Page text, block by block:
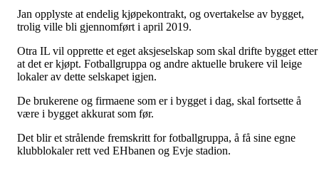
Jan opplyste at endelig kjøpekontrakt, og overtakelse av bygget,
trolig ville bli gjennomført i april 2019.
Otra IL vil opprette et eget aksjeselskap som skal drifte bygget etter
at det er kjøpt. Fotballgruppa og andre aktuelle brukere vil leige
lokaler av dette selskapet igjen.
De brukerene og firmaene som er i bygget i dag, skal fortsette å
være i bygget akkurat som før.
Det blir et strålende fremskritt for fotballgruppa, å få sine egne
klubblokaler rett ved EHbanen og Evje stadion.